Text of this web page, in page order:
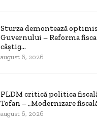
Sturza demontează
Guvernului – Reforma
câștig...
august 6, 2026
PLDM critică politica
Tofan – „Modernizare
august 6, 2026